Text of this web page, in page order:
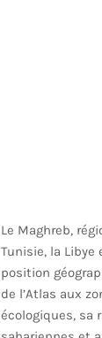
Le Maghreb,
Tunisie, la
position
de l’Atlas aux
écologiques, sa